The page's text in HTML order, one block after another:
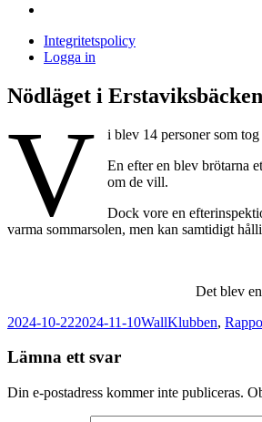
Sandasjön
Integritetspolicy
Logga in
Nödläget i
V
i blev 14 personer som tog
En efter en blev brötarna
om de vill.
Dock vore en
varma sommarsolen, men kan samtidigt
Det blev
Postat
2024-10-222024-11-10Författare
WallKategorier
Klubben,
Lämna ett svar
Din e-postadress kommer inte publiceras.